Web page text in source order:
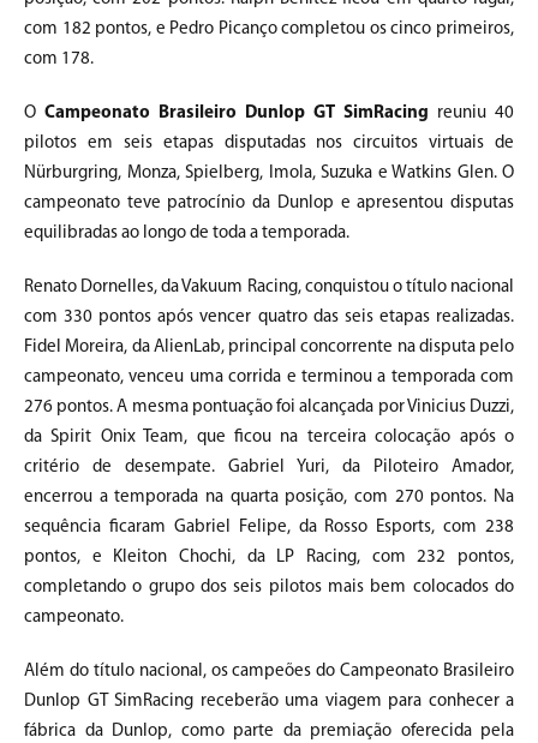
com 182 pontos, e Pedro Picanço completou os cinco primeiros,
com 178.
O Campeonato Brasileiro Dunlop GT SimRacing reuniu 40
pilotos em seis etapas disputadas nos circuitos virtuais de
Nürburgring, Monza, Spielberg, Imola, Suzuka e Watkins Glen. O
campeonato teve patrocínio da Dunlop e apresentou disputas
equilibradas ao longo de toda a temporada.
Renato Dornelles, da Vakuum Racing, conquistou o título nacional
com 330 pontos após vencer quatro das seis etapas realizadas.
Fidel Moreira, da AlienLab, principal concorrente na disputa pelo
campeonato, venceu uma corrida e terminou a temporada com
276 pontos. A mesma pontuação foi alcançada por Vinicius Duzzi,
da Spirit Onix Team, que ficou na terceira colocação após o
critério de desempate. Gabriel Yuri, da Piloteiro Amador,
encerrou a temporada na quarta posição, com 270 pontos. Na
sequência ficaram Gabriel Felipe, da Rosso Esports, com 238
pontos, e Kleiton Chochi, da LP Racing, com 232 pontos,
completando o grupo dos seis pilotos mais bem colocados do
campeonato.
Além do título nacional, os campeões do Campeonato Brasileiro
Dunlop GT SimRacing receberão uma viagem para conhecer a
fábrica da Dunlop, como parte da premiação oferecida pela